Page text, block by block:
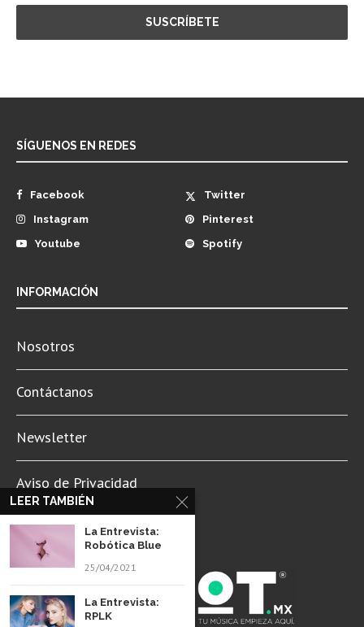
SÍGUENOS EN REDES
Facebook
Twitter
Instagram
Pinterest
Youtube
Spotify
INFORMACIÓN
Nosotros
Contáctanos
Newsletter
Aviso de Privacidad
LEER TAMBIÉN
La Entrevista:
Robótica Blue
25/04/2021
La Entrevista:
RPLK